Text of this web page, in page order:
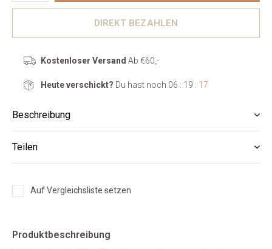
DIREKT BEZAHLEN
Kostenloser Versand Ab €60,-
Heute verschickt? Du hast noch 06 : 19 : 16
Beschreibung
Teilen
Auf Vergleichsliste setzen
Produktbeschreibung